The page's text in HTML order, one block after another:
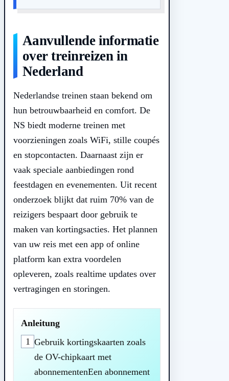
Aanvullende informatie
over treinreizen in
Nederland
Nederlandse treinen staan bekend om
hun betrouwbaarheid en comfort. De
NS biedt moderne treinen met
voorzieningen zoals WiFi, stille coupés
en stopcontacten. Daarnaast zijn er
vaak speciale aanbiedingen rond
feestdagen en evenementen. Uit recent
onderzoek blijkt dat ruim 70% van de
reizigers bespaart door gebruik te
maken van kortingsacties. Het plannen
van uw reis met een app of online
platform kan extra voordelen
opleveren, zoals realtime updates over
vertragingen en storingen.
Anleitung
1 Gebruik kortingskaarten zoals
de OV-chipkaart met
abonnementenEen abonnement